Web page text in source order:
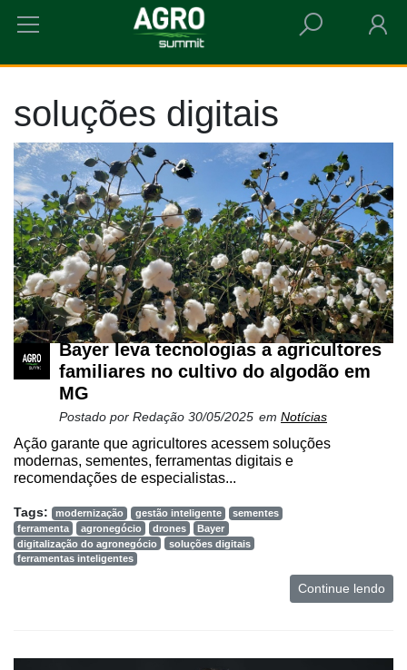
HOME SOLUÇÕES DIGITAIS
soluções digitais
Bayer leva tecnologias a agricultores
familiares no cultivo do algodão em
MG
Postado por Redação 30/05/2025 em Notícias
Ação garante que agricultores acessem soluções
modernas, sementes, ferramentas digitais e
recomendações de especialistas...
Tags: modernização gestão inteligente
sementes
ferramenta
agronegócio drones
Bayer
digitalização do agronegócio
soluções digitais
ferramentas inteligentes
Continue lendo